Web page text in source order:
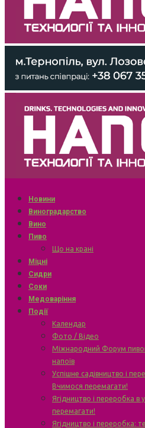
Новини
Виноградарство
Вино
Пиво
Що на крані
Міцні
Сидри
Соки
Медоваріння
Події
Календар
Фото / Відео
Міжнародний Форум
напоїв
Успішне садівництво і
Вчимося перемагати!
Ягідництво і переробка в
перемагати!
Ягідництво і переробка: